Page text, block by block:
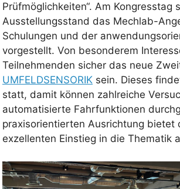
Prüfmöglichkeiten“. Am Kongresstag
Ausstellungsstand das Mechlab-
Schulungen und der
vorgestellt. Von besonderem
Teilnehmenden sicher das neue
UMFELDSENSORIK sein. Dieses
statt, damit können zahlreiche
automatisierte Fahrfunktionen
praxisorientierten Ausrichtung bietet
exzellenten Einstieg in die Thematik